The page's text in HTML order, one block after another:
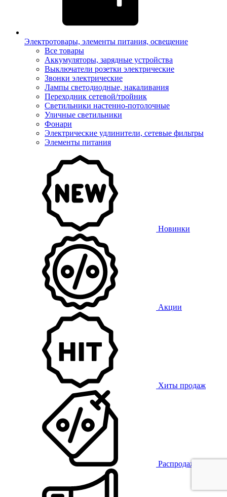
Электротовары, элементы питания, освещение
Все товары
Аккумуляторы, зарядные устройства
Выключатели розетки электрические
Звонки электрические
Лампы светодиодные, накаливания
Переходник сетевой/тройник
Светильники настенно-потолочные
Уличные светильники
Фонари
Электрические удлинители, сетевые фильтры
Элементы питания
Новинки
Акции
Хиты продаж
Распродажа